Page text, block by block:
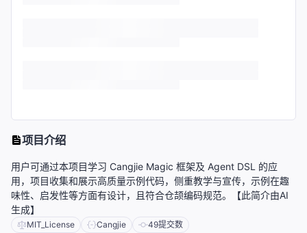
项目介绍
用户可通过本项目学习 Cangjie Magic 框架及 Agent DSL 的应
用，项目收集和展示高质量示例代码，侧重教学与宣传，示例在趣
味性、启发性等方面有设计，且符合仓颉编码规范。【此简介由AI
生成】
MIT_License Cangjie 49提交数